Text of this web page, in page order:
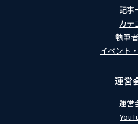
記事
カテ
執筆
イベント
運営
運営